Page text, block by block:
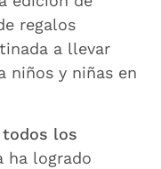
regalos
a llevar
niños y niñas en
todos los
ha logrado